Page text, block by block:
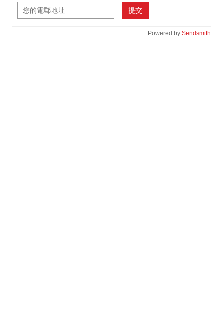
提交
Powered by Sendsmith